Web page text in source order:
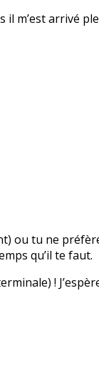
m’est arrivé
ou tu ne
qu’il te faut.
!